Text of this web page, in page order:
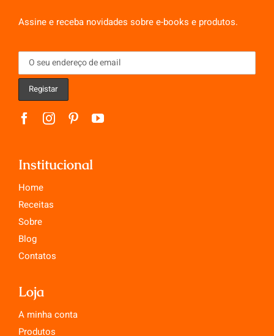
Assine e receba novidades sobre e-books e produtos.
Institucional
Home
Receitas
Sobre
Blog
Contatos
Loja
A minha conta
Produtos